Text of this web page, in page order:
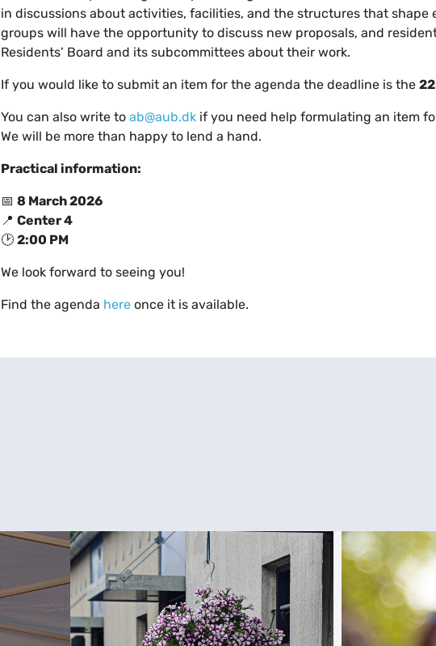
in discussions about activities, facilities, and the structures that
groups will have the opportunity to discuss new proposals, and
Residents’ Board and its subcommittees about their work.
If you would like to submit an item for the agenda the deadline is the
You can also write to ab@aub.dkif you need help formulating an item
We will be more than happy to lend a hand.
Practical information:
📅 8 March 2026
📍 Center 4
🕑 2:00 PM
We look forward to seeing you!
Find the agenda hereonce it is available.